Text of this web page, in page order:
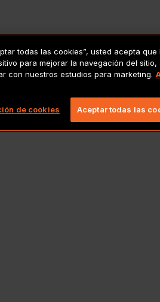
todas las cookies”, usted acepta que
para mejorar la navegación del sitio,
con nuestros estudios para marketing.
de cookies Aceptar todas las